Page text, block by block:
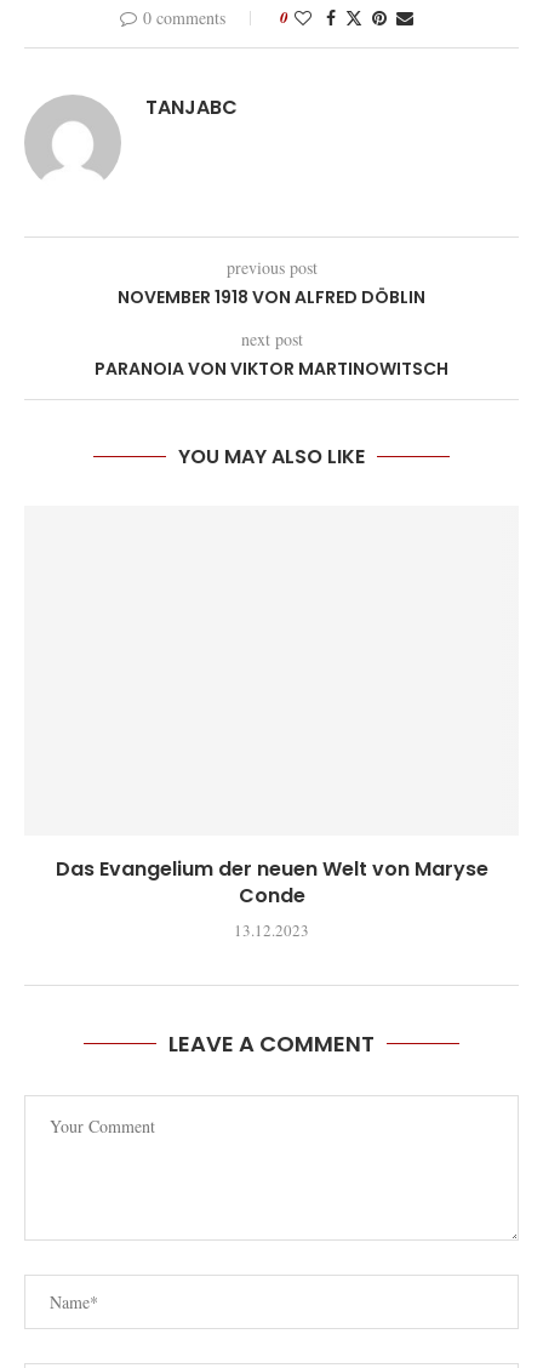
0 comments 0
TANJABC
previous post
NOVEMBER 1918 VON ALFRED DÖBLIN
next post
PARANOIA VON VIKTOR MARTINOWITSCH
YOU MAY ALSO LIKE
Das Evangelium der neuen Welt von Maryse
Conde
13.12.2023
LEAVE A COMMENT